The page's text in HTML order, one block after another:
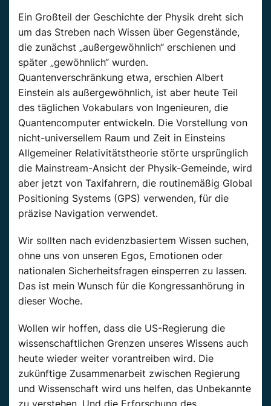
Ein Großteil der Geschichte der Physik dreht sich
um das Streben nach Wissen über Gegenstände,
die zunächst „außergewöhnlich“ erschienen und
später „gewöhnlich“ wurden.
Quantenverschränkung etwa, erschien Albert
Einstein als außergewöhnlich, ist aber heute Teil
des täglichen Vokabulars von Ingenieuren, die
Quantencomputer entwickeln. Die Vorstellung von
nicht-universellem Raum und Zeit in Einsteins
Allgemeiner Relativitätstheorie störte ursprünglich
die Mainstream-Ansicht der Physik-Gemeinde, wird
aber jetzt von Taxifahrern, die routinemäßig Global
Positioning Systems (GPS) verwenden, für die
präzise Navigation verwendet.
Wir sollten nach evidenzbasiertem Wissen suchen,
ohne uns von unseren Egos, Emotionen oder
nationalen Sicherheitsfragen einsperren zu lassen.
Das ist mein Wunsch für die Kongressanhörung in
dieser Woche.
Wollen wir hoffen, dass die US-Regierung die
wissenschaftlichen Grenzen unseres Wissens auch
heute wieder weiter vorantreiben wird. Die
zukünftige Zusammenarbeit zwischen Regierung
und Wissenschaft wird uns helfen, das Unbekannte
zu verstehen. Und die Erforschung des